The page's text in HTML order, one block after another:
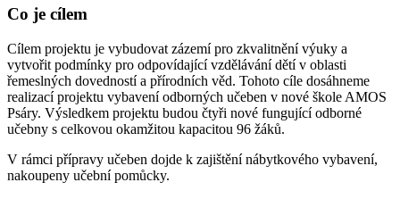
Co je cílem
Cílem projektu je vybudovat zázemí pro zkvalitnění výuky a
vytvořit podmínky pro odpovídající vzdělávání dětí v oblasti
řemeslných dovedností a přírodních věd. Tohoto cíle dosáhneme
realizací projektu vybavení odborných učeben v nové škole AMOS
Psáry. Výsledkem projektu budou čtyři nové fungující odborné
učebny s celkovou okamžitou kapacitou 96 žáků.
V rámci přípravy učeben dojde k zajištění nábytkového vybavení,
nakoupeny učební pomůcky.